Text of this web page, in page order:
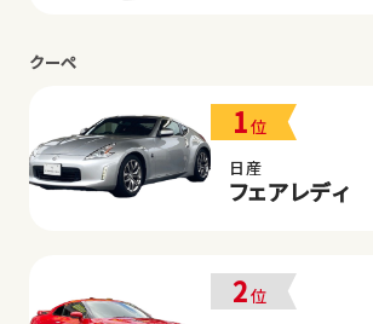
クーペ
1位
日産
フェアレディ
2位